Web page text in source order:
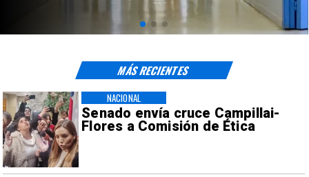
Senado envía cruce Campillai-
Flores a Comisión de Ética
NACIONAL
MÁS RECIENTES